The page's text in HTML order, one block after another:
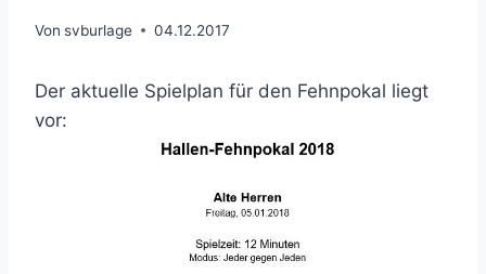
Von svburlage 04.12.2017
Der aktuelle Spielplan für den Fehnpokal liegt
vor: